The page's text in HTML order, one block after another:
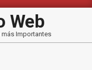
Web
Importantes